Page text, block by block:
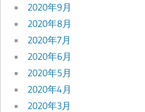
2020年9月
2020年8月
2020年7月
2020年6月
2020年5月
2020年4月
2020年3月